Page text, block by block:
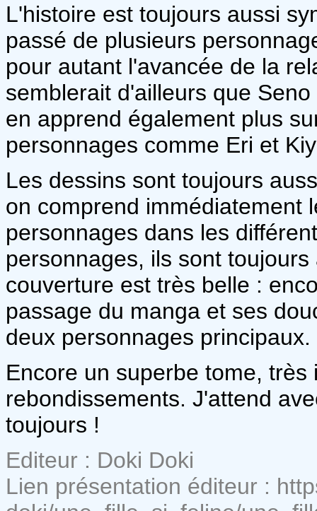
L'histoire est toujours aussi
passé de plusieurs
pour autant l'avancée de la
semblerait d'ailleurs que
en apprend également plus
personnages comme Eri et
Les dessins sont toujours
on comprend immédiatement
personnages dans les
personnages, ils sont
couverture est très belle :
passage du manga et ses
deux personnages principaux.
Encore un superbe tome,
rebondissements. J'attend
toujours !
Editeur : Doki Doki
Lien présentation éditeur :